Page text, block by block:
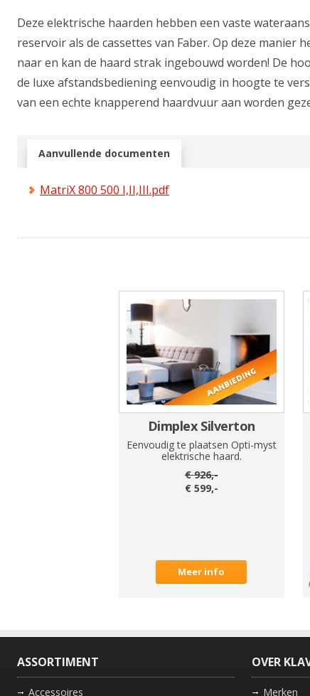
Deze elektrische haarden hebben een vaste
reservoir als de cassettes van Faber. Op deze manier
naar en kan de haard strak ingebouwd worden! De
de luxe afstandsbediening eenvoudig in hoogte te
van een echte knapperend haardvuur aan worden
Aanvullende documenten
MatriX 800 500 I,II,III.pdf
Dimplex Silverton
Eenvoudig te plaatsen Opti-myst
elektrische haard.
€926,-
€ 599,-
Meer info
ASSORTIMENT
Accessoires
OVER
Merken